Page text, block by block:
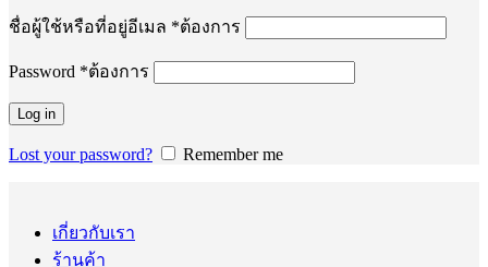
ชื่อผู้ใช้หรือที่อยู่อีเมล *ต้องการ
Password *ต้องการ
Log in
Lost your password? Remember me
เกี่ยวกับเรา
ร้านค้า